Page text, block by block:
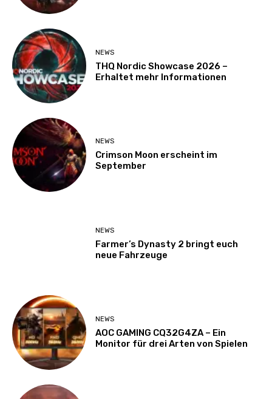
NEWS
THQ Nordic Showcase 2026 –
Erhaltet mehr Informationen
NEWS
Crimson Moon erscheint im
September
NEWS
Farmer’s Dynasty 2 bringt euch
neue Fahrzeuge
NEWS
AOC GAMING CQ32G4ZA – Ein
Monitor für drei Arten von Spielen